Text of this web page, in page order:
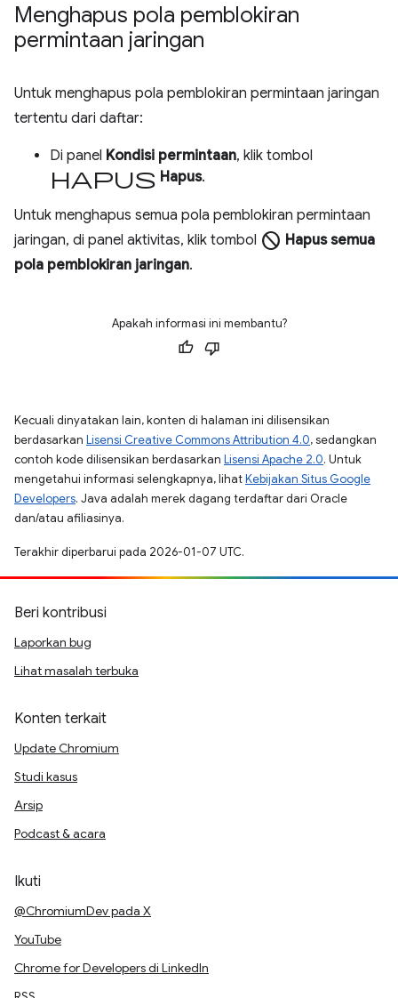
Menghapus pola pemblokiran
permintaan jaringan
Untuk menghapus pola pemblokiran permintaan jaringan
tertentu dari daftar:
Di panel Kondisi permintaan, klik tombol
hapus Hapus.
Untuk menghapus semua pola pemblokiran permintaan
jaringan, di panel aktivitas, klik tombol block Hapus semua
pola pemblokiran jaringan.
Apakah informasi ini membantu?
Kecuali dinyatakan lain, konten di halaman ini dilisensikan
berdasarkan Lisensi Creative Commons Attribution 4.0, sedangkan
contoh kode dilisensikan berdasarkan Lisensi Apache 2.0. Untuk
mengetahui informasi selengkapnya, lihatKebijakan Situs Google
Developers. Java adalah merek dagang terdaftar dari Oracle
dan/atau afiliasinya.
Terakhir diperbarui pada 2026-01-07 UTC.
Beri kontribusi
Laporkan bug
Lihat masalah terbuka
Konten terkait
Update Chromium
Studi kasus
Arsip
Podcast & acara
Ikuti
@ChromiumDev pada X
YouTube
Chrome for Developers di LinkedIn